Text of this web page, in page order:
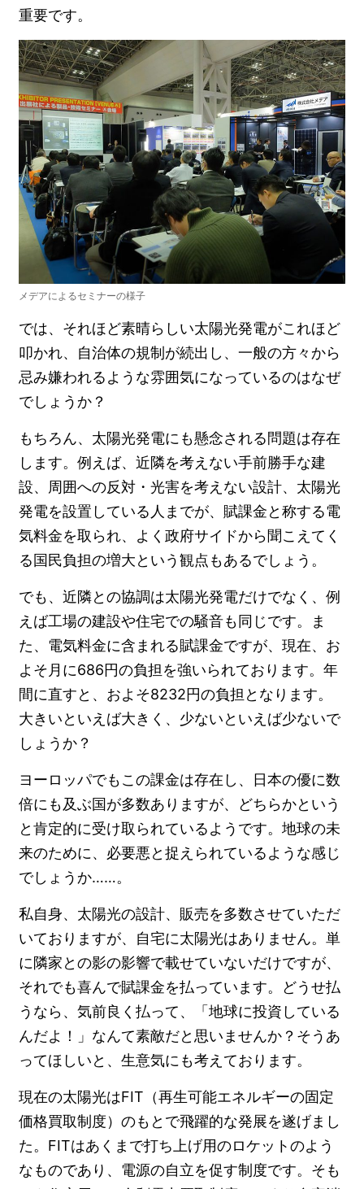
重要です。
メデアによるセミナーの様子
では、それほど素晴らしい太陽光発電がこれほど
叩かれ、自治体の規制が続出し、一般の方々から
忌み嫌われるような雰囲気になっているのはなぜ
でしょうか？
もちろん、太陽光発電にも懸念される問題は存在
します。例えば、近隣を考えない手前勝手な建
設、周囲への反対・光害を考えない設計、太陽光
発電を設置している人までが、賦課金と称する電
気料金を取られ、よく政府サイドから聞こえてく
る国民負担の増大という観点もあるでしょう。
でも、近隣との協調は太陽光発電だけでなく、例
えば工場の建設や住宅での騒音も同じです。ま
た、電気料金に含まれる賦課金ですが、現在、お
よそ月に686円の負担を強いられております。年
間に直すと、およそ8232円の負担となります。
大きいといえば大きく、少ないといえば少ないで
しょうか？
ヨーロッパでもこの課金は存在し、日本の優に数
倍にも及ぶ国が多数ありますが、どちらかという
と肯定的に受け取られているようです。地球の未
来のために、必要悪と捉えられているような感じ
でしょうか……。
私自身、太陽光の設計、販売を多数させていただ
いておりますが、自宅に太陽光はありません。単
に隣家との影の影響で載せていないだけですが、
それでも喜んで賦課金を払っています。どうせ払
うなら、気前良く払って、「地球に投資している
んだよ！」なんて素敵だと思いませんか？そうあ
ってほしいと、生意気にも考えております。
現在の太陽光はFIT（再生可能エネルギーの固定
価格買取制度）のもとで飛躍的な発展を遂げまし
た。FITはあくまで打ち上げ用のロケットのよう
なものであり、電源の自立を促す制度です。そも